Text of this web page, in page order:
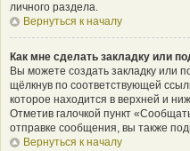
личного раздела.
Вернуться к началу
Как мне сделать закладку или
Вы можете создать закладку или
щёлкнув по соответствующей
которое находится в верхней и
Отметив галочкой пункт
отправке сообщения, вы также
Вернуться к началу